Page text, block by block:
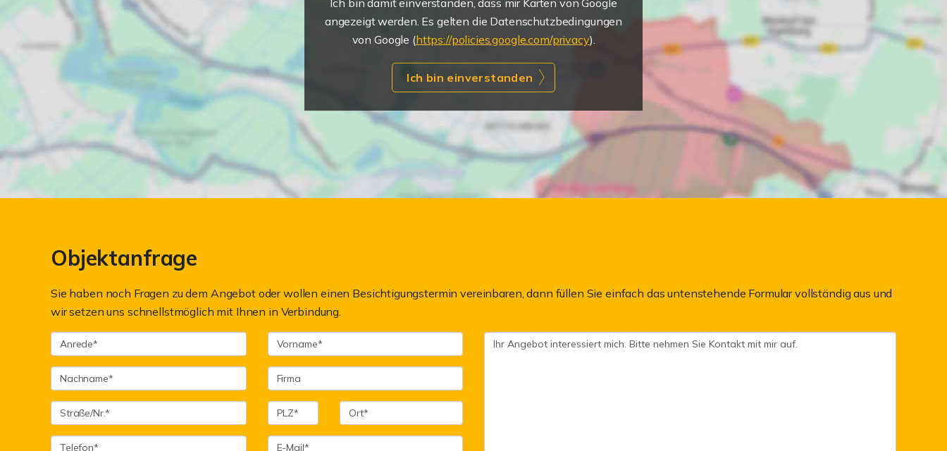
Ich bin damit einverstanden, dass mir Karten von Google
angezeigt werden. Es gelten die Datenschutzbedingungen
von Google (https://policies.google.com/privacy).
Ich bin einverstanden
Objektanfrage
Sie haben noch Fragen zu dem Angebot oder wollen einen Besichtigungstermin vereinbaren, dann füllen Sie einfach das untenstehende Formular vollständig aus und
wir setzen uns schnellstmöglich mit Ihnen in Verbindung.